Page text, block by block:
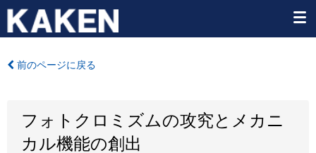
前のページに戻る
フォトクロミズムの攻究とメカニ
カル機能の創出